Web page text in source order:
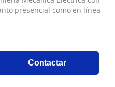
presencial como en línea
Contactar